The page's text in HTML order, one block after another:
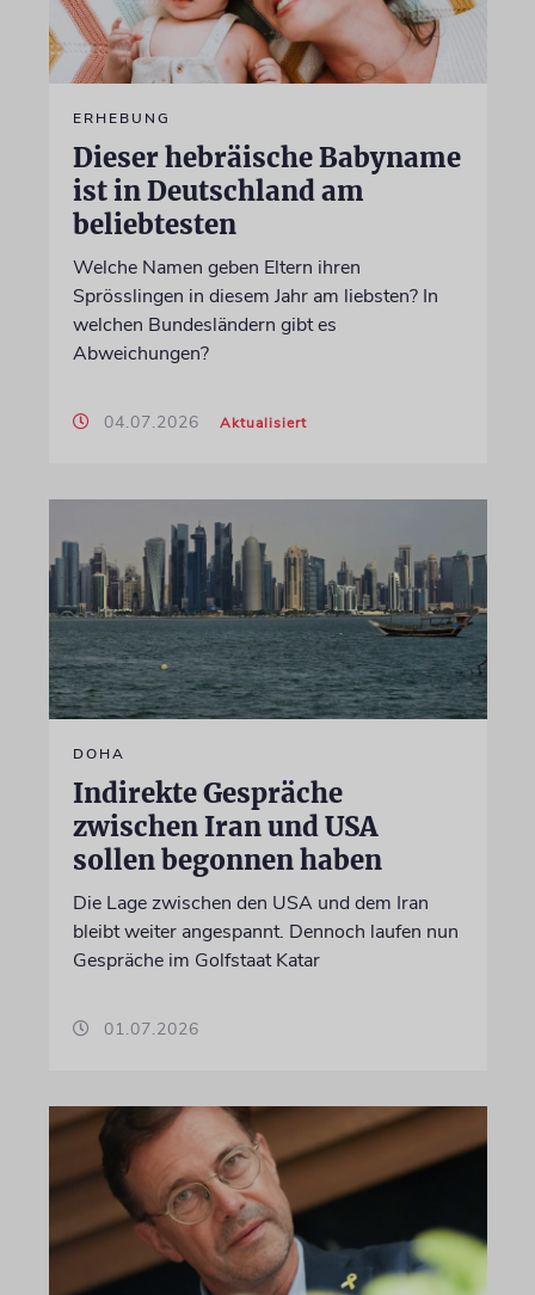
ERHEBUNG
Dieser hebräische Babyname
ist in Deutschland am
beliebtesten
Welche Namen geben Eltern ihren
Sprösslingen in diesem Jahr am liebsten? In
welchen Bundesländern gibt es
Abweichungen?
04.07.2026 Aktualisiert
DOHA
Indirekte Gespräche
zwischen Iran und USA
sollen begonnen haben
Die Lage zwischen den USA und dem Iran
bleibt weiter angespannt. Dennoch laufen nun
Gespräche im Golfstaat Katar
01.07.2026